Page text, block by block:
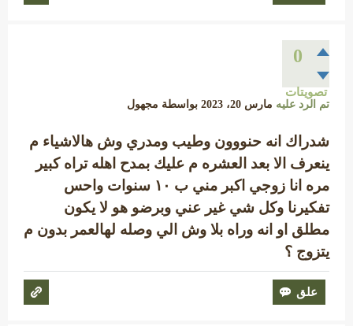
0
تصويتات
تم الرد عليه مارس 20، 2023 بواسطة مجهول
شدراك انه حنووون وطيب ومدري وش هالاشياء م
ينعرف الا بعد العشره م عليك بمدح اهله تراه كبير
مره انا زوجي اكبر مني ب ١٠ سنوات واحس
تفكيرنا وكل شي غير عني وبرضو هو لا يكون
مطلق او انه وراه بلا وش الي وصله لهالعمر بدون م
يتزوج ؟